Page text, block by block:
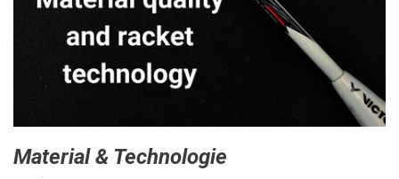
Material & Technologie